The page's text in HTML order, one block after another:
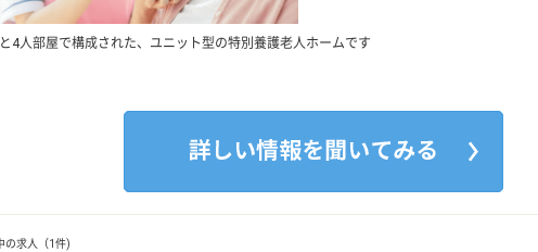
4人部屋で構成された、ユニット型の特別養護老人ホームです
の求人（1件)